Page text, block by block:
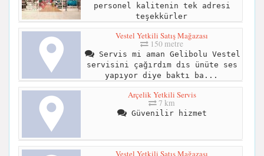
personel kalitenin tek adresi
teşekkürler
Vestel Yetkili Satış Mağazası
150 metre
Servis mi aman Gelibolu Vestel
servisini çağırdım dıs ünüte ses
yapıyor diye baktı ba...
Arçelik Yetkili Servis
7 km
Güvenilir hizmet
Vestel Yetkili Satış Mağazası